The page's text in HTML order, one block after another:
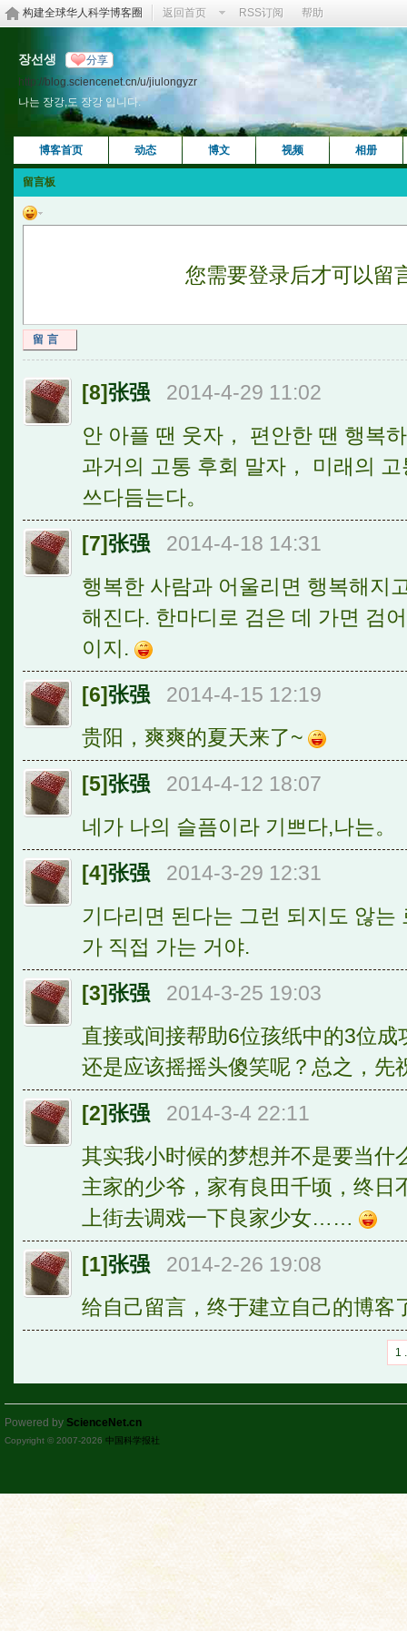
构建全球华人科学博客圈 返回首页 RSS订阅 帮助
장선생 分享
http://blog.sciencenet.cn/u/jiulongyzr
나는 장강,도 장강 입니다.
博客首页 动态 博文 视频 相册
留言板
您需要登录后才可以留
留言
[8]张强
2014-4-29 11:02
안 아플 땐 웃자， 편안한 땐 행복
과거의 고통 후회 말자， 미래의
쓰다듬는다。
[7]张强
2014-4-18 14:31
행복한 사람과 어울리면 행복해지
해진다. 한마디로 검은 데 가면 검
이지.
[6]张强
2014-4-15 12:19
贵阳，爽爽的夏天来了~
[5]张强
2014-4-12 18:07
네가 나의 슬픔이라 기쁘다,나는。
[4]张强
2014-3-29 12:31
기다리면 된다는 그런 되지도 않는
가 직접 가는 거야.
[3]张强
2014-3-25 19:03
直接或间接帮助6位孩纸中的3位
还是应该摇摇头傻笑呢？总之，先
[2]张强
2014-3-4 22:11
其实我小时候的梦想并不是要当什
主家的少爷，家有良田千顷，终日
上街去调戏一下良家少女……
[1]张强
2014-2-26 19:08
给自己留言，终于建立自己的博客
1
Powered by ScienceNet.cn
Copyright © 2007-2026 中国科学报社